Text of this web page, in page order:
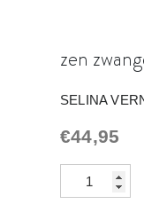
zen
SELINA
€44,95